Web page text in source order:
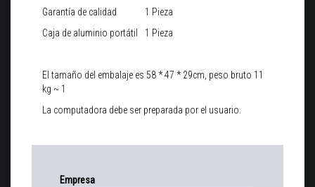
Garantía de calidad
1 Pieza
Caja de aluminio portátil
1 Pieza
El tamaño del embalaje es 58 * 47 * 29cm, peso bruto 11
kg ~ 1
La computadora debe ser preparada por el usuario.
Empresa